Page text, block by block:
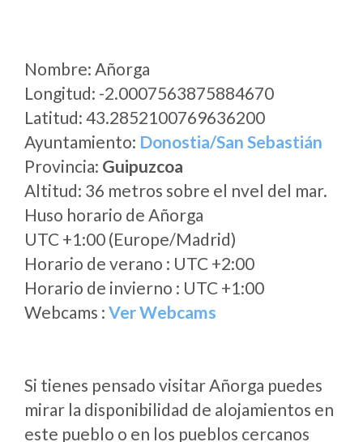
Nombre: Añorga
Longitud: -2.0007563875884670
Latitud: 43.2852100769636200
Ayuntamiento: Donostia/San Sebastián
Provincia: Guipuzcoa
Altitud: 36 metros sobre el nvel del mar.
Huso horario de Añorga
UTC +1:00 (Europe/Madrid)
Horario de verano : UTC +2:00
Horario de invierno : UTC +1:00
Webcams : Ver Webcams
Si tienes pensado visitar Añorga puedes
mirar la disponibilidad de alojamientos en
este pueblo o en los pueblos cercanos